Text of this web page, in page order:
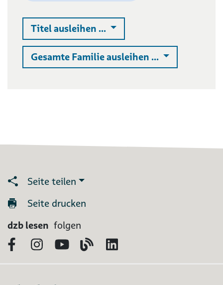
Titel ausleihen ... Auswahlliste ausklappen
Gesamte Familie ausleihen ... Auswahlliste
Seite teilen
Seite drucken
dzb lesen folgen
FacebookInstagram
YouTubeBlog